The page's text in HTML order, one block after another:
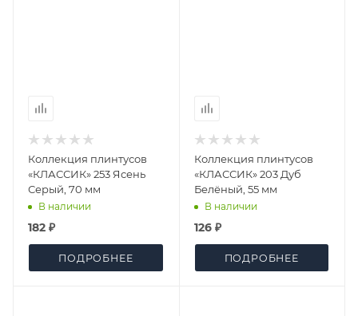
Коллекция плинтусов
«КЛАССИК» 253 Ясень
Серый, 70 мм
В наличии
182 ₽
ПОДРОБНЕЕ
Коллекция плинтусов
«КЛАССИК» 203 Дуб
Белёный, 55 мм
В наличии
126 ₽
ПОДРОБНЕЕ